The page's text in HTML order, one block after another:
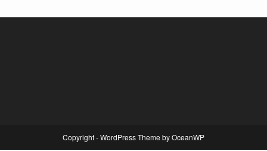
Copyright - WordPress Theme by OceanWP